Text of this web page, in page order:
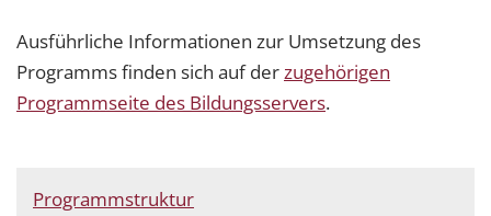
Ausführliche Informationen zur Umsetzung des
Programms finden sich auf derzugehörigen
Programmseite des Bildungsservers.
Programmstruktur